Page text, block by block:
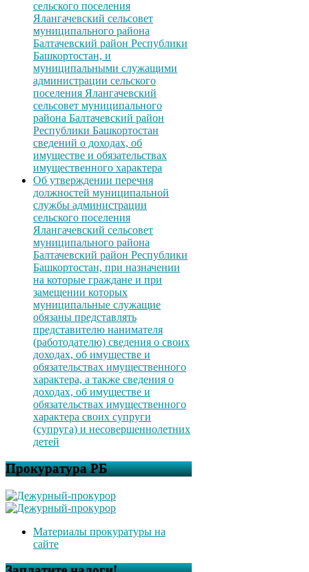
сельского поселения
Ялангачевский сельсовет
муниципального района
Балтачевский район Республики
Башкортостан, и
муниципальными служащими
администрации сельского
поселения Ялангачевский
сельсовет муниципального
района Балтачевский район
Республики Башкортостан
сведений о доходах, об
имуществе и обязательствах
имущественного характера
Об утверждении перечня
должностей муниципальной
службы администрации
сельского поселения
Ялангачевский сельсовет
муниципального района
Балтачевский район Республики
Башкортостан, при назначении
на которые граждане и при
замещении которых
муниципальные служащие
обязаны представлять
представителю нанимателя
(работодателю) сведения о своих
доходах, об имуществе и
обязательствах имущественного
характера, а также сведения о
доходах, об имуществе и
обязательствах имущественного
характера своих супруги
(супруга) и несовершеннолетних
детей
Прокуратура РБ
Материалы прокуратуры на
сайте